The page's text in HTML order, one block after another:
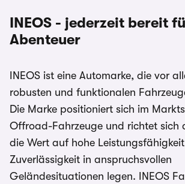
INEOS - jederzeit bereit
Abenteuer
INEOS ist eine Automarke, die vor
robusten und funktionalen
Die Marke positioniert sich im
Offroad-Fahrzeuge und richtet sich
die Wert auf hohe
Zuverlässigkeit in anspruchsvollen
Geländesituationen legen. INEOS